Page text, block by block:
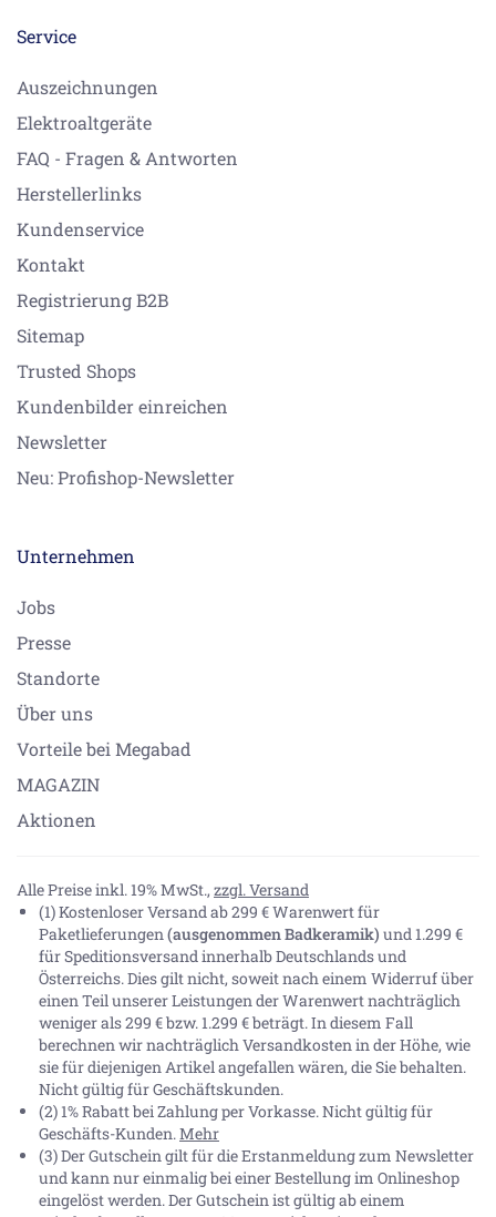
Service
Auszeichnungen
Elektroaltgeräte
FAQ - Fragen & Antworten
Herstellerlinks
Kundenservice
Kontakt
Registrierung B2B
Sitemap
Trusted Shops
Kundenbilder einreichen
Newsletter
Neu: Profishop-Newsletter
Unternehmen
Jobs
Presse
Standorte
Über uns
Vorteile bei Megabad
MAGAZIN
Aktionen
Alle Preise inkl. 19% MwSt., zzgl. Versand
(1) Kostenloser Versand ab 299 € Warenwert für
Paketlieferungen(ausgenommen Badkeramik) und 1.299 €
für Speditionsversand innerhalb Deutschlands und
Österreichs. Dies gilt nicht, soweit nach einem Widerruf über
einen Teil unserer Leistungen der Warenwert nachträglich
weniger als 299 € bzw. 1.299 € beträgt. In diesem Fall
berechnen wir nachträglich Versandkosten in der Höhe, wie
sie für diejenigen Artikel angefallen wären, die Sie behalten.
Nicht gültig für Geschäftskunden.
(2) 1% Rabatt bei Zahlung per Vorkasse. Nicht gültig für
Geschäfts-Kunden.Mehr
(3) Der Gutschein gilt für die Erstanmeldung zum Newsletter
und kann nur einmalig bei einer Bestellung im Onlineshop
eingelöst werden. Der Gutschein ist gültig ab einem